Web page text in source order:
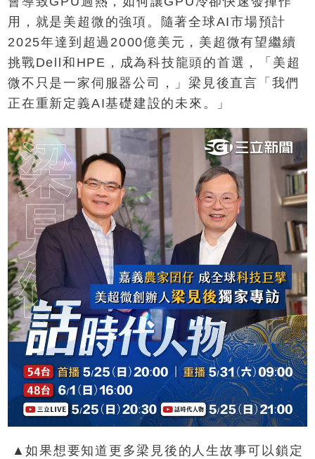
用，就是美超微的強項。隨著全球AI市場預計
2025年達到超過2000億美元，美超微有望繼續
挑戰Dell和HPE，成為科技龍頭的首選，「美超
微不只是一家伺服器公司，」梁見後直言「我們
正在重新定義AI基礎建設的未來。」
▲如果想要知道更多梁見後的人生故事可以鎖定